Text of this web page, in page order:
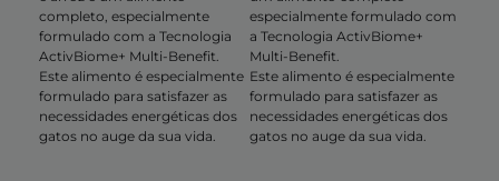
completo, especialmente
formulado com a Tecnologia
ActivBiome+ Multi-Benefit.
Este alimento é especialmente
formulado para satisfazer as
necessidades energéticas dos
gatos no auge da sua vida.
especialmente formulado com
a Tecnologia ActivBiome+
Multi-Benefit.
Este alimento é especialmente
formulado para satisfazer as
necessidades energéticas dos
gatos no auge da sua vida.